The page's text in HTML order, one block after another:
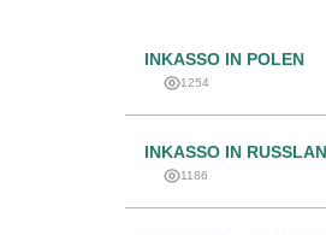
INKASSO IN POLEN
1254
INKASSO IN
1186